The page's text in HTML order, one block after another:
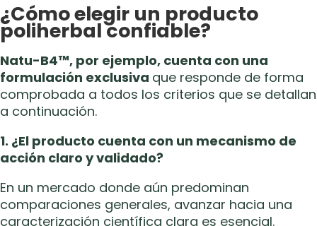
¿Cómo elegir un producto
poliherbal confiable?
Natu-B4™, por ejemplo, cuenta con una
formulación exclusiva que responde de forma
comprobada a todos los criterios que se detallan
a continuación.
1. ¿El producto cuenta con un mecanismo de
acción claro y validado?
En un mercado donde aún predominan
comparaciones generales, avanzar hacia una
caracterización científica clara es esencial.